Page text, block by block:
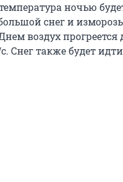
ночью
снег и
воздух прогреется
Снег также будет